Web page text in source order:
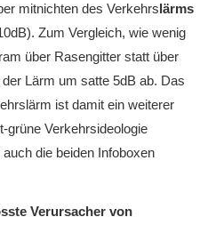
mitnichten des Verkehrslärms
Zum Vergleich, wie wenig
über Rasengitter statt über
Lärm um satte 5dB ab. Das
ist damit ein weiterer
grüne Verkehrsideologie
die beiden Infoboxen
Verursacher von